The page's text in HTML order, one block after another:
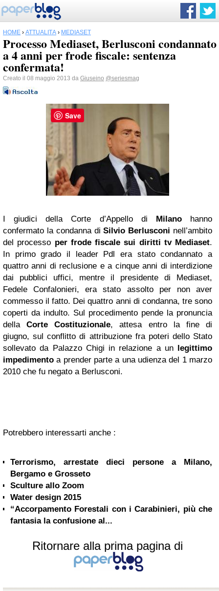
HOME › ATTUALITÀ › MEDIASET
Processo Mediaset, Berlusconi condannato
a 4 anni per frode fiscale: sentenza
confermata!
Creato il 08 maggio 2013 da Giuseino @seriesmag
I giudici della Corte d’Appello di Milanohanno
confermato la condanna diSilvio Berlusconi nell’ambito
del processo per frode fiscale sui diritti tv Mediaset.
In primo grado il leader Pdl era stato condannato a
quattro anni di reclusione e a cinque anni di interdizione
dai pubblici uffici, mentre il presidente di Mediaset,
Fedele Confalonieri, era stato assolto per non aver
commesso il fatto. Dei quattro anni di condanna, tre sono
coperti da indulto. Sul procedimento pende la pronuncia
dellaCorte Costituzionale, attesa entro la fine di
giugno, sul conflitto di attribuzione fra poteri dello Stato
sollevato da Palazzo Chigi in relazione a un legittimo
impedimento a prender parte a una udienza del 1 marzo
2010 che fu negato a Berlusconi.
Potrebbero interessarti anche :
Terrorismo, arrestate dieci persone a Milano,
Bergamo e Grosseto
Sculture allo Zoom
Water design 2015
“Accorpamento Forestali con i Carabinieri, più che
fantasia la confusione al...
Ritornare alla prima pagina di
Save